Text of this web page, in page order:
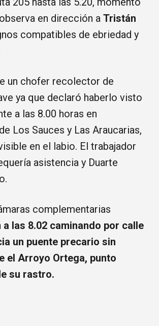
en dirección a Tristán
compatibles de ebriedad y
un chofer recolector de
ya que declaró haberlo visto
a las 8.00 horas en
Los Sauces y Las Araucarias,
en el labio. El trabajador
asistencia y Duarte
complementarias
a las 8.02 caminando por calle
un puente precario sin
el Arroyo Ortega, punto
su rastro.